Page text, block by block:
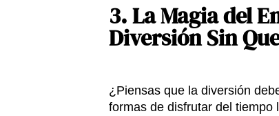
3.La Magia del
Diversión Sin
¿Piensas que la diversión
formas de disfrutar del tiempo